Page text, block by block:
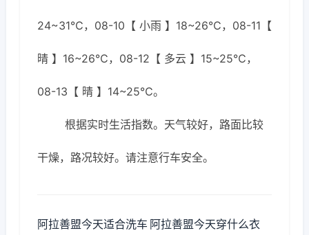
24~31℃，08-10【 小雨 】18~26℃，08-11【
晴 】16~26℃，08-12【 多云 】15~25℃，
08-13【 晴 】14~25℃。
根据实时生活指数。天气较好，路面比较
干燥，路况较好。请注意行车安全。
阿拉善盟今天适合洗车 阿拉善盟今天穿什么衣